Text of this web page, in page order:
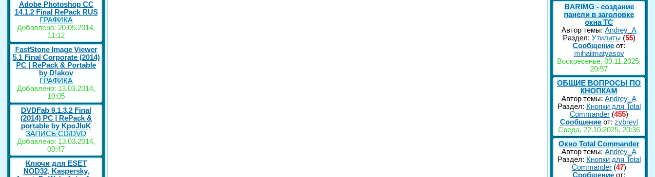
Adobe Photoshop CC
14.1.2 Final RePack RUS
ГРАФИКА
Добавлено: 20.05.2014,
11:12
FastStone Image Viewer
5.1 Final Corporate (2014)
РС | RePack & Portable
by D!akov
ГРАФИКА
Добавлено: 13.03.2014,
10:05
DVDFab 9.1.3.2 Final
(2014) PC | RePack &
portable by KpoJIuK
ЗАПИСЬ CD/DVD
Добавлено: 13.03.2014,
09:47
Ключи для ESET
NOD32, Kaspersky,
BARIMG - создание
панели в заголовке
окна TC
Автор темы: Andrey_A
Раздел: Утилиты (55)
Сообщение от:
mihailmatyasov
Воскресенье, 09.11.2025,
20:57
ОБЩИЕ ВОПРОСЫ ПО
КНОПКАМ
Автор темы: Andrey_A
Раздел: Кнопки для Total
Commander (455)
Сообщение от: zybrevl
Среда, 22.10.2025, 20:36
Окно Total Commander
Автор темы: Andrey_A
Раздел: Кнопки для Total
Commander (47)
Сообщение от: